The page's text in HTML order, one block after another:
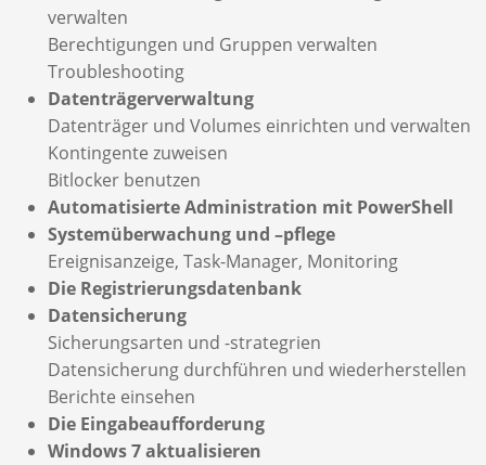
verwalten
Berechtigungen und Gruppen verwalten
Troubleshooting
Datenträgerverwaltung
Datenträger und Volumes einrichten und verwalten
Kontingente zuweisen
Bitlocker benutzen
Automatisierte Administration mit PowerShell
Systemüberwachung und –pflege
Ereignisanzeige, Task-Manager, Monitoring
Die Registrierungsdatenbank
Datensicherung
Sicherungsarten und -strategrien
Datensicherung durchführen und wiederherstellen
Berichte einsehen
Die Eingabeaufforderung
Windows 7 aktualisieren